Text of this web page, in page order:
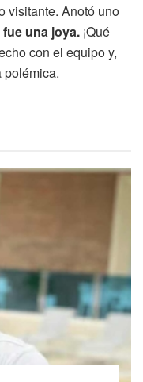
visitante. Anotó uno
una joya. ¡Qué
con el equipo y,
polémica.